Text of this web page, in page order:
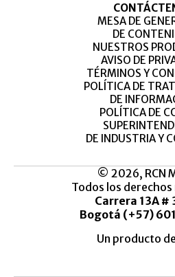
MESA DE
DE
NUESTROS
AVISO DE
TÉRMINOS Y
POLÍTICA DE
DE
POLÍTICA DE
DE INDUSTRIA Y
© 2026, RCN
Todos los
Carrera 13A #
Bogotá (+57)
Un producto de